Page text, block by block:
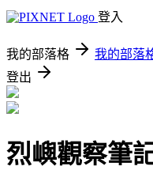
登入
我的部落格 我的部落
登出
烈嶼觀察筆